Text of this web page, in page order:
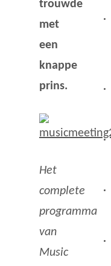
trouwde
met
een
knappe
prins.
Het
complete
programma
van
Music